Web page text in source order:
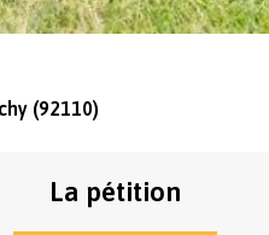
(92110)
La pétition